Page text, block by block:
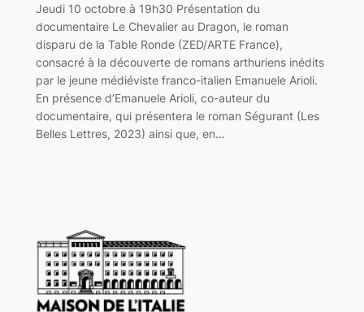
Jeudi 10 octobre à 19h30 Présentation du
documentaire Le Chevalier au Dragon, le roman
disparu de la Table Ronde (ZED/ARTE France),
consacré à la découverte de romans arthuriens inédits
par le jeune médiéviste franco-italien Emanuele Arioli.
En présence d’Emanuele Arioli, co-auteur du
documentaire, qui présentera le roman Ségurant (Les
Belles Lettres, 2023) ainsi que, en…